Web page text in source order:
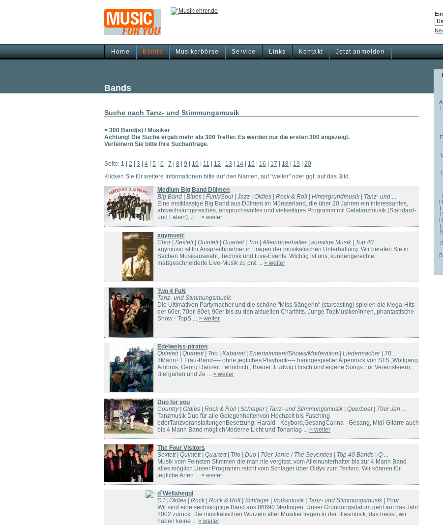
Home Bands Musikerbörse Service Links Kontakt Jetzt anmelden
|
|
|
Bands
Suche nach Tanz- und Stimmungsmusik
> 300 Band(s) / Musiker
Achtung! Die Suche ergab mehr als 300 Treffer. Es werden nur die ersten 300 angezeigt.
Verfeinern Sie bitte Ihre Suchanfrage.
Seite: 1 2 3 4 5 6 7 8 9 10 11 12 13 14 15 16 17 18 19
20
Klicken Sie für weitere Informationen bitte auf den Namen, auf "weiter" oder ggf. auf das Bild.
Medium Big Band Dülmen
Big Band | Blues | Funk/Soul | Jazz | Oldies | Rock & Roll | Hintergrundmusik | Tanz- und ...
Eine erstklassige Big Band aus Dülmen im Münsterland, die über 20 Jahren ein interessantes,
abwechslungsreiches, anspruchsvolles und vielseitiges Programm mit Galatanzmusik (Standard-
und Latein), J ... > weiter
agymusic
Chor | Sextett | Quintett | Quartett | Trio | Alleinunterhalter | sonstige Musik | Top 40 ...
agymusic ist Ihr Ansprechpartner in Fragen der musikalischen Unterhaltung. Wir beraten Sie in
Sachen Musikauswahl, Technik und Live-Events. Wichtig ist uns, kundengerechte,
maßgeschneiderte Live-Musik zu pr& ... > weiter
Two 4 FuN
Tanz- und Stimmungsmusik
Die Ultimativen Partymacher und die schöne "Miss Sängerin" (starcasting) spielen die Mega-Hits
der 60er, 70er, 80er, 90er bis zu den aktuellen Charthits. Junge TopMusiker/innen, phantastische
Show - TopS ... > weiter
Edelweiss-piraten
Quintett | Quartett | Trio | Kabarett | Entertainment/Shows/Moderation | Liedermacher | 70 ...
3Mann+1 Frau-Band---- ohne jegliches Playback---- handgespielter Alpenrock von STS ,Wolfgang
Ambros, Georg Danzer, Fehndrich , Brauer ,Ludwig Hirsch und eigene Songs.Für Vereinsfeiern,
Biergärten und Ze ... > weiter
Duo for you
Country | Oldies | Rock & Roll | Schlager | Tanz- und Stimmungsmusik | Querbeet | 70er Jah ...
Tanzmusik Duo für alle Gelegenheitenvon Hochzeit bis Fasching
oderTanzveranstaltungenBesetzung: Harald - Keybord,GesangCarina - Gesang, Midi-Gitarre auch
bis 4 Mann Band möglichModerne Licht und Tonanlag ... > weiter
The Four Visitors
Sextett | Quintett | Quartett | Trio | Duo | 70er Jahre / The Seventies | Top 40 Bands | Q ...
Musik vom Feinsten Stimmen die man nie vergisst. vom Alleinunterhalter bis zur 4 Mann Band
alles möglich.Unser Programm reicht vom Schlager über Oldys zum Techno. Wir können für
jegliche Arten ... > weiter
d`Wellaheggl
DJ | Oldies | Rock | Rock & Roll | Schlager | Volksmusik | Tanz- und Stimmungsmusik | Pop/ ...
Wir sind eine sechsköpfige Band aus 86690 Mertingen. Unser Gründungsdatum geht auf das Jahr
2002 zurück. Die musikalischen Wurzeln aller Musiker liegen in der Blasmusik, das heisst, wir
haben keine ... > weiter